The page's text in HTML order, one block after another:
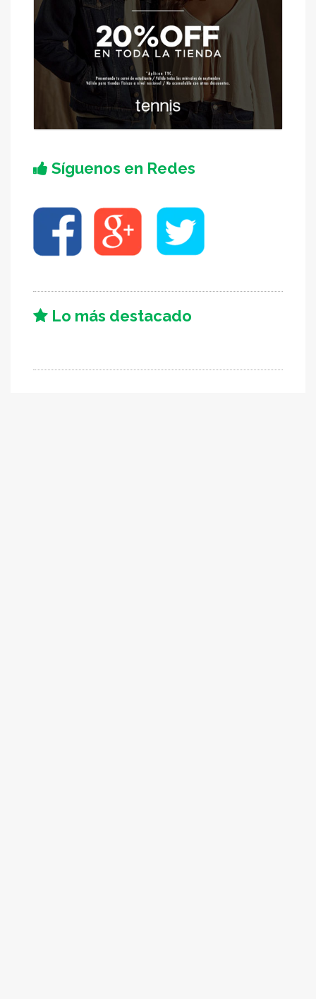
Síguenos en Redes
Lo más destacado